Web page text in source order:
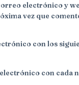
electrónico y
vez que
con los
con cada